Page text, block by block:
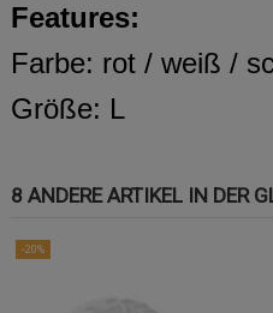
Features:
Farbe: rot / weiß /
Größe: L
8 ANDERE ARTIKEL IN DER
-20%